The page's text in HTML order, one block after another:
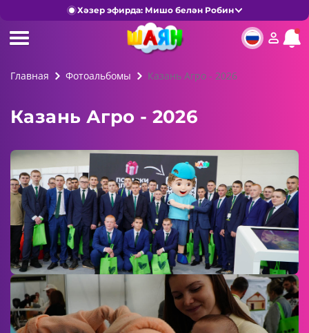
Хәзер эфирда: Мишо белән Робин
Главная Фотоальбомы Казань Агро - 2026
Казань Агро - 2026